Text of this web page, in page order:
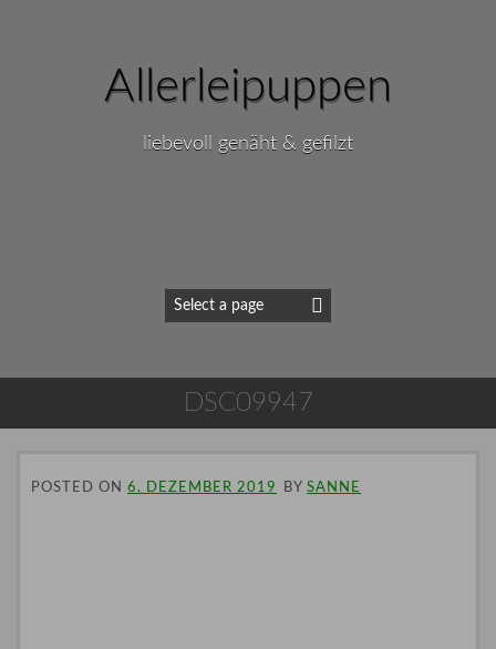
Allerleipuppen
liebevoll genäht & gefilzt
DSC09947
POSTED ON 6. DEZEMBER 2019 BY SANNE